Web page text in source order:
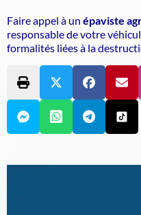
Faire appel à un épaviste
responsable de votre
formalités liées à la